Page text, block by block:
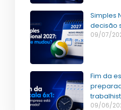
Simples
decisão
09/07/
Fim da
09/06/